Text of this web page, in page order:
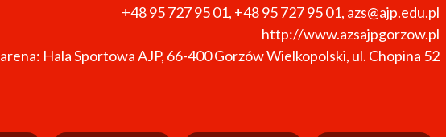
+48 95 727 95 01, +48 95 727 95 01, azs@ajp.edu.pl
http://www.azsajpgorzow.pl
arena: Hala Sportowa AJP, 66-400 Gorzów Wielkopolski, ul. Chopina 52